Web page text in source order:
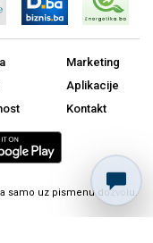
Marketing
Aplikacije
Kontakt
samo uz pismenu dozvolu.